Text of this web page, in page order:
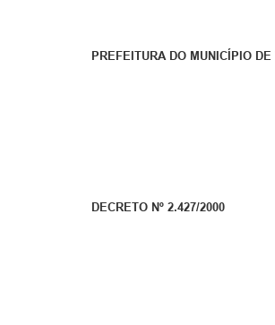
PREFEITURA DO MUNICÍPIO DE
DECRETO Nº 2.427/2000